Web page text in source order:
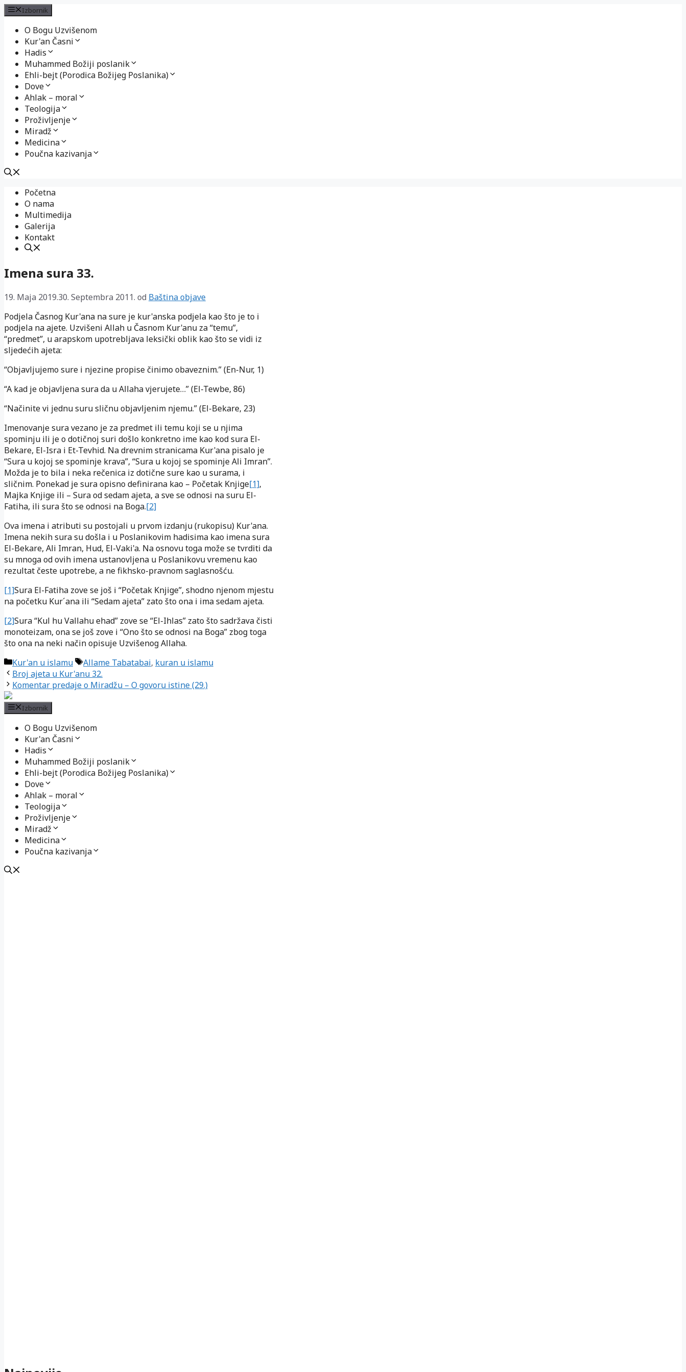
Izbornik
O Bogu Uzvišenom
Kur'an Časni
Hadis
Muhammed Božiji poslanik
Ehli-bejt (Porodica Božijeg Poslanika)
Dove
Ahlak – moral
Teologija
Proživljenje
Miradž
Medicina
Poučna kazivanja
sadržaj
Početna
O nama
Multimedija
Galerija
Kontakt
Imena sura 33.
19. Maja 2019.30. Septembra 2011. od Baština objave
Podjela Časnog Kur'ana na sure je kur'anska podjela kao što je to i
podjela na ajete. Uzvišeni Allah u Časnom Kur'anu za “temu”,
“predmet”, u arapskom upotrebljava leksički oblik kao što se vidi iz
sljedećih ajeta:
“Objavljujemo sure i njezine propise činimo obaveznim.” (En-Nur, 1)
“A kad je objavljena sura da u Allaha vjerujete…” (El-Tewbe, 86)
“Načinite vi jednu suru sličnu objavljenim njemu.” (El-Bekare, 23)
Imenovanje sura vezano je za predmet ili temu koji se u njima
spominju ili je o dotičnoj suri došlo konkretno ime kao kod sura El-
Bekare, El-Isra i Et-Tevhid. Na drevnim stranicama Kur'ana pisalo je
“Sura u kojoj se spominje krava”, “Sura u kojoj se spominje Ali Imran”.
Možda je to bila i neka rečenica iz dotične sure kao u surama, i
sličnim. Ponekad je sura opisno definirana kao – Početak Knjige[1],
Majka Knjige ili – Sura od sedam ajeta, a sve se odnosi na suru El-
Fatiha, ili sura što se odnosi na Boga.[2]
Ova imena i atributi su postojali u prvom izdanju (rukopisu) Kur'ana.
Imena nekih sura su došla i u Poslanikovim hadisima kao imena sura
El-Bekare, Ali Imran, Hud, El-Vaki'a. Na osnovu toga može se tvrditi da
su mnoga od ovih imena ustanovljena u Poslanikovu vremenu kao
rezultat česte upotrebe, a ne fikhsko-pravnom saglasnošću.
[1]Sura El-Fatiha zove se još i “Početak Knjige”, shodno njenom mjestu
na početku Kur´ana ili “Sedam ajeta” zato što ona i ima sedam ajeta.
[2]Sura “Kul hu Vallahu ehad” zove se “El-Ihlas” zato što sadržava čisti
monoteizam, ona se još zove i “Ono što se odnosi na Boga” zbog toga
što ona na neki način opisuje Uzvišenog Allaha.
Kategorije
Kur'an u islamu Oznake
Allame Tabatabai, kuran u islamu
Broj ajeta u Kur'anu 32.
Komentar predaje o Miradžu – O govoru istine (29.)
Izbornik
O Bogu Uzvišenom
Kur'an Časni
Hadis
Muhammed Božiji poslanik
Ehli-bejt (Porodica Božijeg Poslanika)
Dove
Ahlak – moral
Teologija
Proživljenje
Miradž
Medicina
Poučna kazivanja